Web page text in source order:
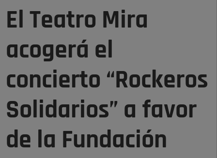
El Teatro Mira
acogerá el
concierto “Rockeros
Solidarios” a favor
de la Fundación